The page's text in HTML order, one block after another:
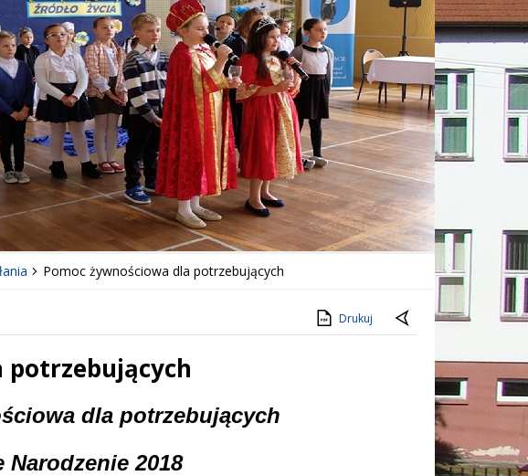
Pomoc żywnościowa dla potrzebujących
Drukuj
potrzebujących
dla potrzebujących
Narodzenie 2018